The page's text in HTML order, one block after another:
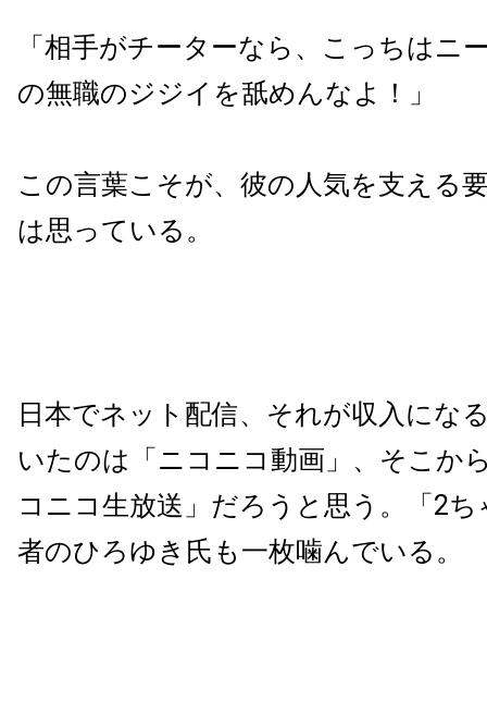
「相手がチーターなら、こっちはニ
の無職のジジイを舐めんなよ！」
この言葉こそが、彼の人気を支える
は思っている。
日本でネット配信、それが収入にな
いたのは「ニコニコ動画」、そこか
コニコ生放送」だろうと思う。「2
者のひろゆき氏も一枚噛んでいる。